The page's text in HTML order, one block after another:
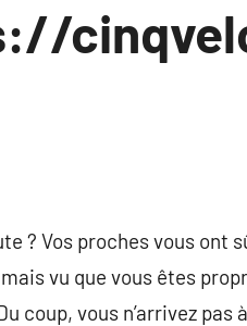
? Vos proches vous ont
vu que vous êtes
coup, vous n’arrivez